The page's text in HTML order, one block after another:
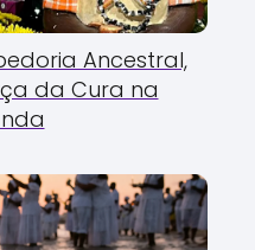
Ancestral,
da Cura na